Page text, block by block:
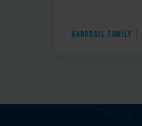
Handball Family